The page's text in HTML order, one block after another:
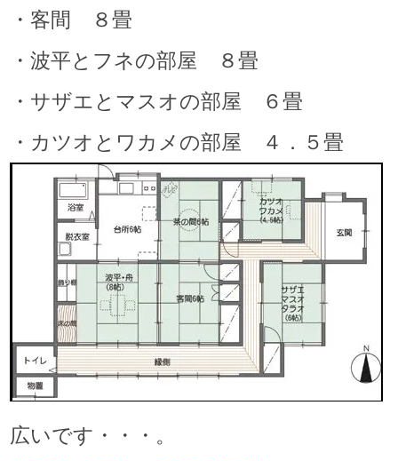
・客間 ８畳
・波平とフネの部屋 ８畳
・サザエとマスオの部屋 ６畳
・カツオとワカメの部屋 ４．５畳
広いです・・・。